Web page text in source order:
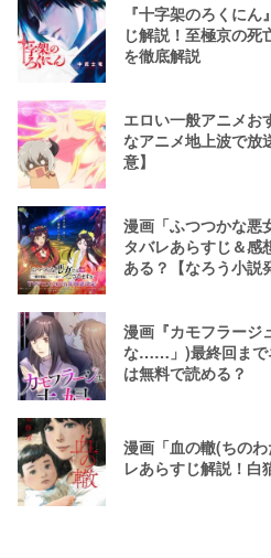
『十字架のろくに
じ解説！至極京の死
を徹底解説
エロい一般アニメお
なアニメ地上波で放
意】
漫画「ふつつかな悪
タバレあらすじ＆感
ある？【なろう小説
漫画『カモフラージ
な……」)最終回まで
は無料で読める？
漫画「血の轍(ちの
レあらすじ解説！白